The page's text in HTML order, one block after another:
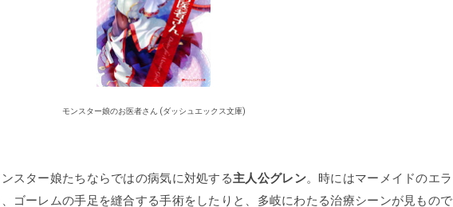
モンスター娘のお医者さん (ダッシュエックス文庫)
スター娘たちならではの病気に対処する主人公グレン。時にはマーメイドのエラ
ゴーレムの手足を縫合する手術をしたりと、多岐にわたる治療シーンが見もので